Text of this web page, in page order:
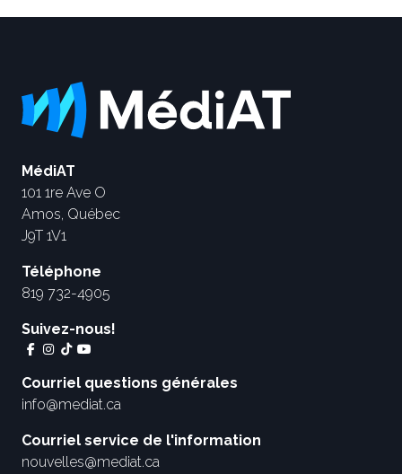
MédiAT
101 1re Ave O
Amos, Québec
J9T 1V1
Téléphone
819 732-4905
Suivez-nous!
Courriel questions générales
info@mediat.ca
Courriel service de l'information
nouvelles@mediat.ca